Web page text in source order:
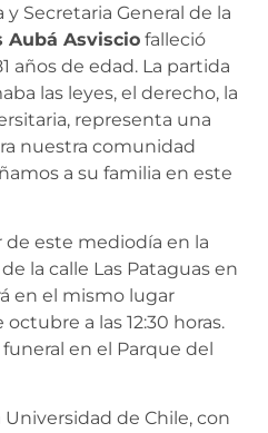
Secretaria General de la
Aubá Asviscio falleció
años de edad. La partida
las leyes, el derecho, la
representa una
nuestra comunidad
a su familia en este
de este mediodía en la
la calle Las Pataguas en
en el mismo lugar
a las 12:30 horas.
en el Parque del
de Chile, con